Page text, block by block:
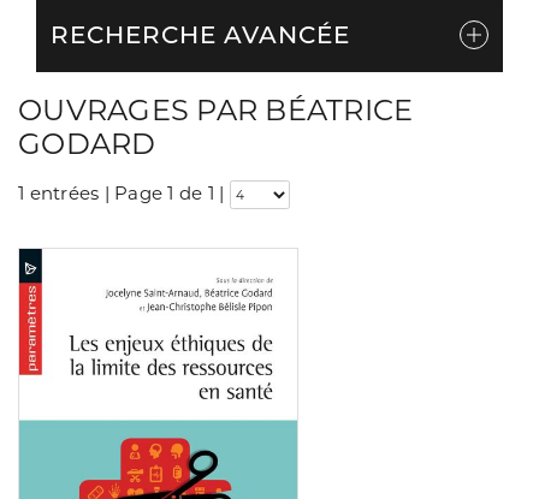
RECHERCHE AVANCÉE
OUVRAGES PAR BÉATRICE
GODARD
1 entrées | Page 1 de 1 |